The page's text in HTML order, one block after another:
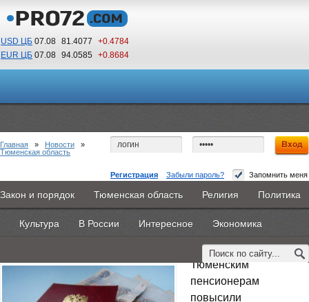
USD ЦБ 07.08 81.4077
+0.4784
EUR ЦБ 07.08 94.0585 +0.8684
21 07
По Гринвичу (GMT +5)
Регистрация Забыли пароль? Запомнить меня
Главная Новости Объявления КНИГИ ВестиNet
Каталоги 9PS Прочее
Закон и порядок Тюменская область Религия Политика
Культура В России Интересное Экономика
Главная » Новости »
Тюменская область
Тюменским пенсионерам увеличили
прожиточный минимум
Тюменским
пенсионерам
повысили